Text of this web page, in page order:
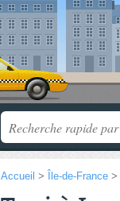
Accueil > Île-de-France >